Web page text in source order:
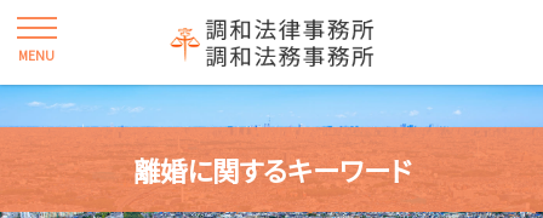
離婚に関するキーワード